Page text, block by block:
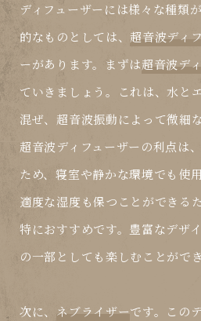
ディフューザーには様々な種類
的なものとしては、超音波ディ
ーがあります。まずは超音波デ
ていきましょう。これは、水と
混ぜ、超音波振動によって微細
超音波ディフューザー の利点は
ため、寝室や静かな環境でも使
適度な湿度も保つことができる
特におすすめです。豊富なデザ
の一部としても楽しむことができ
次に、 ネブライザーです。この